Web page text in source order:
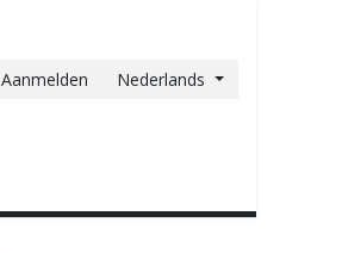
Aanmelden Nederlands